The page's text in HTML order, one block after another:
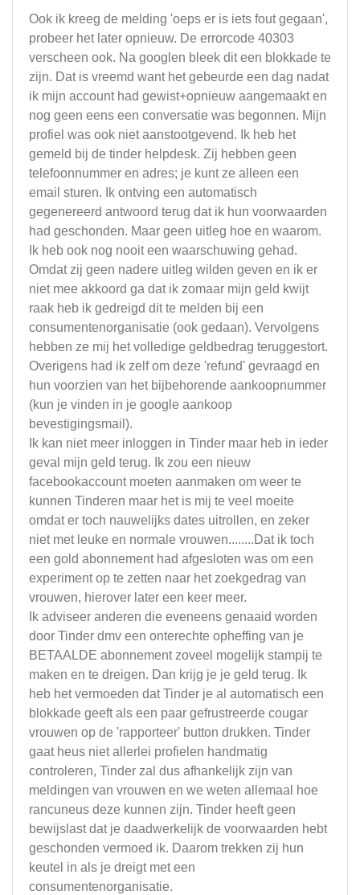
Ook ik kreeg de melding 'oeps er is iets fout gegaan',
probeer het later opnieuw. De errorcode 40303
verscheen ook. Na googlen bleek dit een blokkade te
zijn. Dat is vreemd want het gebeurde een dag nadat
ik mijn account had gewist+opnieuw aangemaakt en
nog geen eens een conversatie was begonnen. Mijn
profiel was ook niet aanstootgevend. Ik heb het
gemeld bij de tinder helpdesk. Zij hebben geen
telefoonnummer en adres; je kunt ze alleen een
email sturen. Ik ontving een automatisch
gegenereerd antwoord terug dat ik hun voorwaarden
had geschonden. Maar geen uitleg hoe en waarom.
Ik heb ook nog nooit een waarschuwing gehad.
Omdat zij geen nadere uitleg wilden geven en ik er
niet mee akkoord ga dat ik zomaar mijn geld kwijt
raak heb ik gedreigd dit te melden bij een
consumentenorganisatie (ook gedaan). Vervolgens
hebben ze mij het volledige geldbedrag teruggestort.
Overigens had ik zelf om deze 'refund' gevraagd en
hun voorzien van het bijbehorende aankoopnummer
(kun je vinden in je google aankoop
bevestigingsmail).
Ik kan niet meer inloggen in Tinder maar heb in ieder
geval mijn geld terug. Ik zou een nieuw
facebookaccount moeten aanmaken om weer te
kunnen Tinderen maar het is mij te veel moeite
omdat er toch nauwelijks dates uitrollen, en zeker
niet met leuke en normale vrouwen........Dat ik toch
een gold abonnement had afgesloten was om een
experiment op te zetten naar het zoekgedrag van
vrouwen, hierover later een keer meer.
Ik adviseer anderen die eveneens genaaid worden
door Tinder dmv een onterechte opheffing van je
BETAALDE abonnement zoveel mogelijk stampij te
maken en te dreigen. Dan krijg je je geld terug. Ik
heb het vermoeden dat Tinder je al automatisch een
blokkade geeft als een paar gefrustreerde cougar
vrouwen op de 'rapporteer' button drukken. Tinder
gaat heus niet allerlei profielen handmatig
controleren, Tinder zal dus afhankelijk zijn van
meldingen van vrouwen en we weten allemaal hoe
rancuneus deze kunnen zijn. Tinder heeft geen
bewijslast dat je daadwerkelijk de voorwaarden hebt
geschonden vermoed ik. Daarom trekken zij hun
keutel in als je dreigt met een
consumentenorganisatie.